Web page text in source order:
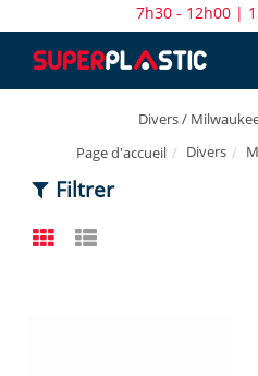
7h30 - 12h00 |
Divers /
Page d'accueil
Divers
Filtrer